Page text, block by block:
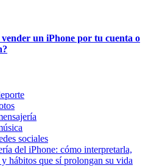
vender un iPhone por tu cuenta o
sociales